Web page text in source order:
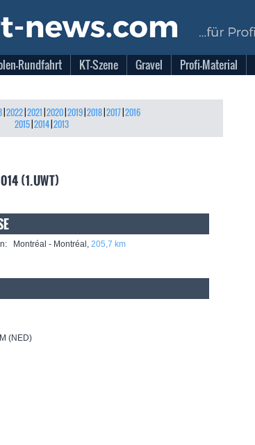
Rundfahrt KT-Szene Gravel Profi-Material
| 2022| 2021 2020| 2019| 2018| 2017| 2016
2015 2014 2013
(1.UWT)
Montréal - Montréal, 205,7 km
(NED)